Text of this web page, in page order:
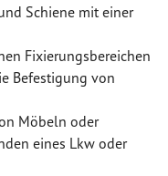
Schiene mit einer
Fixierungsbereichen
Befestigung von
Möbeln oder
eines Lkw oder